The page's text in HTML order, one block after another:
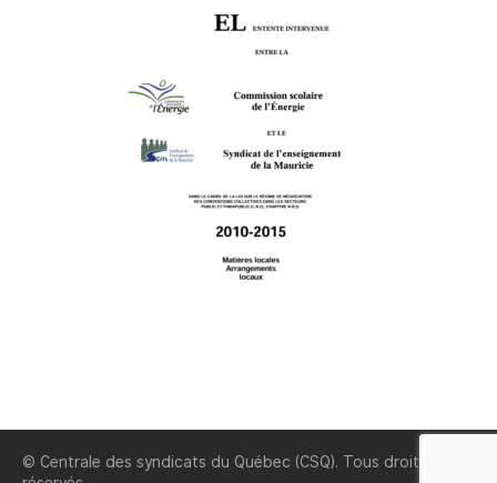
© Centrale des syndicats du Québec (CSQ). Tous droits